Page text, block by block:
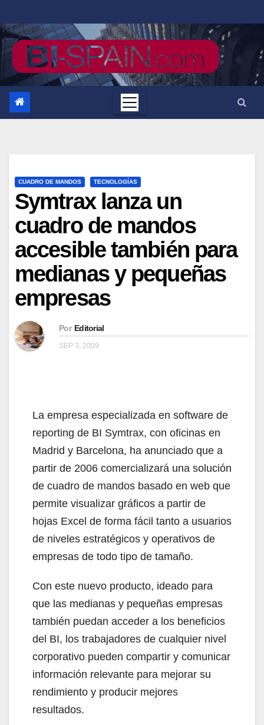
al
contenido
CUADRO DE MANDOS TECNOLOGÍAS
Symtrax lanza un
cuadro de mandos
accesible también para
medianas y pequeñas
empresas
Por Editorial
SEP 3, 2009
La empresa especializada en software de
reporting de BI Symtrax, con oficinas en
Madrid y Barcelona, ha anunciado que a
partir de 2006 comercializará una solución
de cuadro de mandos basado en web que
permite visualizar gráficos a partir de
hojas Excel de forma fácil tanto a usuarios
de niveles estratégicos y operativos de
empresas de todo tipo de tamaño.
Con este nuevo producto, ideado para
que las medianas y pequeñas empresas
también puedan acceder a los beneficios
del BI, los trabajadores de cualquier nivel
corporativo pueden compartir y comunicar
información relevante para mejorar su
rendimiento y producir mejores
resultados.